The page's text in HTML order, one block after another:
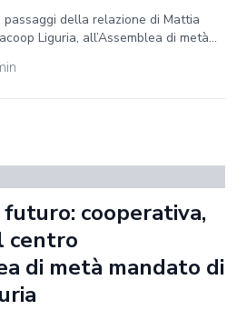
della relazione di Mattia
Liguria, all’Assemblea di metà...
futuro: cooperativa,
centro
di metà mandato di